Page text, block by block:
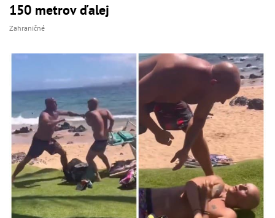
150 metrov ďalej
Zahraničné